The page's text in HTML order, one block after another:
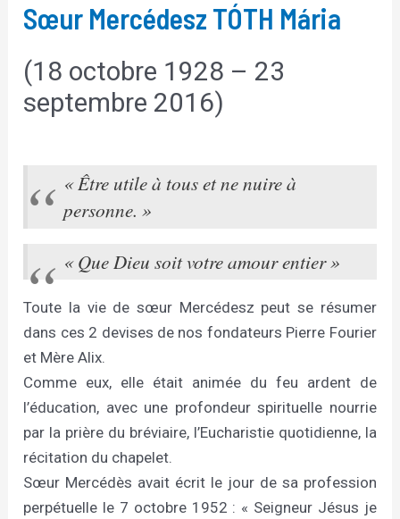
Sœur Mercédesz TÓTH Mária
(18 octobre 1928 – 23
septembre 2016)
« Être utile à tous et ne nuire à
personne. »
« Que Dieu soit votre amour entier »
Toute la vie de sœur Mercédesz peut se résumer
dans ces 2 devises de nos fondateurs Pierre Fourier
et Mère Alix.
Comme eux, elle était animée du feu ardent de
l’éducation, avec une profondeur spirituelle nourrie
par la prière du bréviaire, l’Eucharistie quotidienne, la
récitation du chapelet.
Sœur Mercédès avait écrit le jour de sa profession
perpétuelle le 7 octobre 1952 : « Seigneur Jésus je